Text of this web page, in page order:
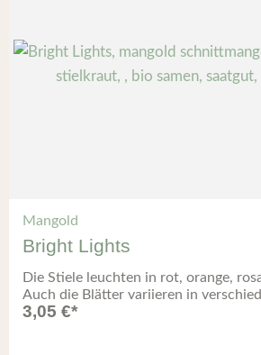
Mangold
Bright Lights
Die Stiele leuchten in rot, orange,
Auch die Blätter variieren in
3,05 €*